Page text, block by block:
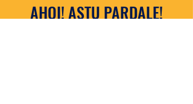
AHOI! ASTU PARDALE!